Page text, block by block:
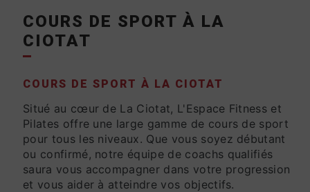
COURS DE SPORT À LA
CIOTAT
COURS DE SPORT À LA CIOTAT
Situé au cœur de La Ciotat, L'Espace Fitness et
Pilates offre une large gamme de cours de sport
pour tous les niveaux. Que vous soyez débutant
ou confirmé, notre équipe de coachs qualifiés
saura vous accompagner dans votre progression
et vous aider à atteindre vos objectifs.